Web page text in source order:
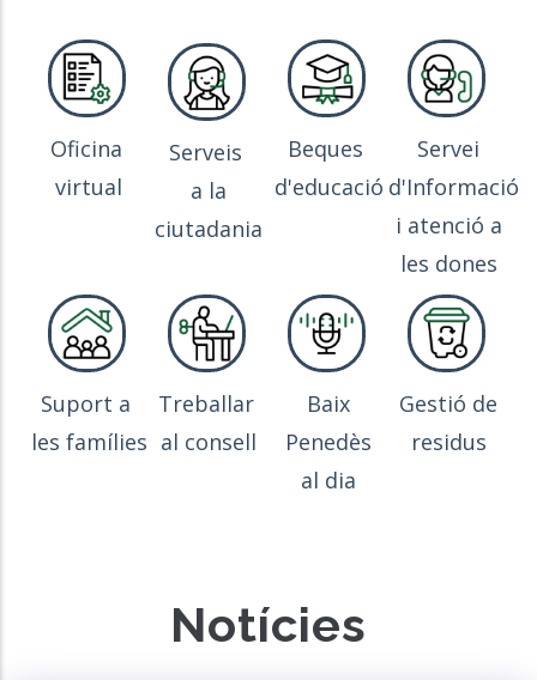
Oficina
virtual
Serveis
a la
ciutadania
Beques
d'educació
Servei
d'Informació
i atenció a
les dones
Suport a
les famílies
Treballar
al consell
Baix
Penedès
al dia
Gestió de
residus
Notícies